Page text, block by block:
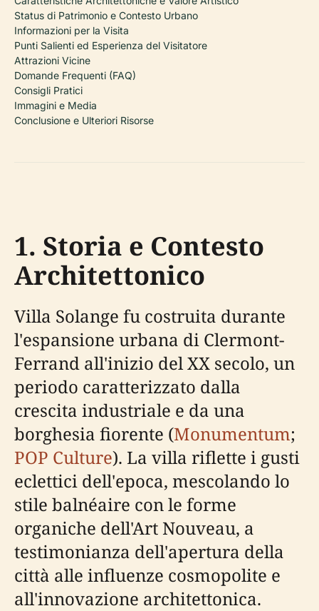
Status di Patrimonio e Contesto Urbano
Informazioni per la Visita
Punti Salienti ed Esperienza del Visitatore
Attrazioni Vicine
Domande Frequenti (FAQ)
Consigli Pratici
Immagini e Media
Conclusione e Ulteriori Risorse
1. Storia e Contesto
Architettonico
Villa Solange fu costruita durante
l'espansione urbana di Clermont-
Ferrand all'inizio del XX secolo, un
periodo caratterizzato dalla
crescita industriale e da una
borghesia fiorente (Monumentum;
POP Culture). La villa riflette i gusti
eclettici dell'epoca, mescolando lo
stile balnéaire con le forme
organiche dell'Art Nouveau, a
testimonianza dell'apertura della
città alle influenze cosmopolite e
all'innovazione architettonica.